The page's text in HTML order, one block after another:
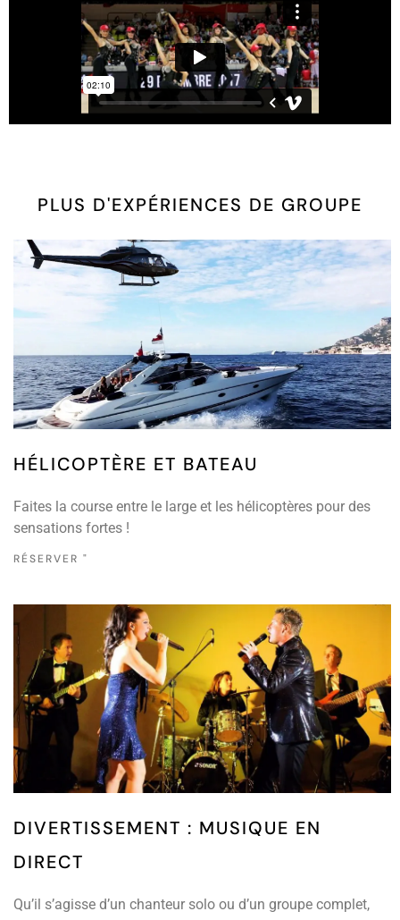
PLUS D'EXPÉRIENCES DE GROUPE
HÉLICOPTÈRE ET BATEAU
Faites la course entre le large et les hélicoptères pour des
sensations fortes !
RÉSERVER "
DIVERTISSEMENT : MUSIQUE EN
DIRECT
Qu’il s’agisse d’un chanteur solo ou d’un groupe complet,